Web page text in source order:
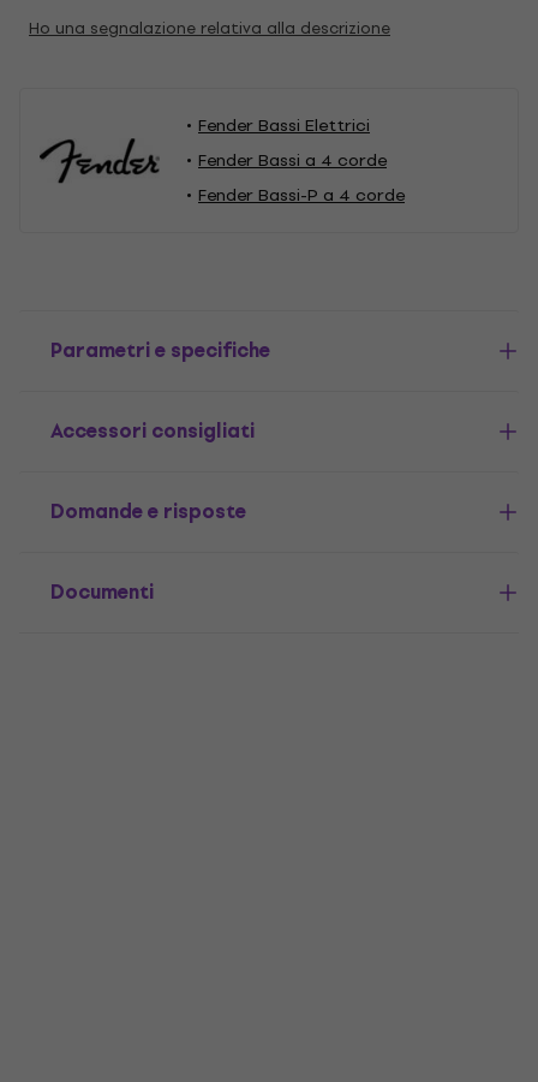
Ho una segnalazione relativa alla descrizione
Fender Bassi Elettrici
Fender Bassi a 4 corde
Fender Bassi-P a 4 corde
Parametri e specifiche
Accessori consigliati
Domande e risposte
Documenti